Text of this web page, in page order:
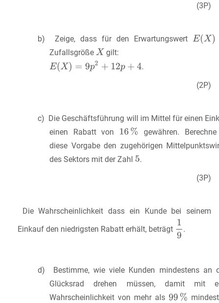
(3P)
b) Zeige, dass für den Erwartungswert
Zufallsgröße
gilt:
.
(2P)
c) Die Geschäftsführung will im Mittel für einen
einen Rabatt von
gewähren.
diese Vorgabe den zugehörigen
des Sektors mit der Zahl
.
(3P)
Die Wahrscheinlichkeit dass ein Kunde bei seinem
Einkauf den niedrigsten Rabatt erhält, beträgt
.
d) Bestimme, wie viele Kunden mindestens an
Glücksrad drehen müssen, damit mit
Wahrscheinlichkeit von mehr als